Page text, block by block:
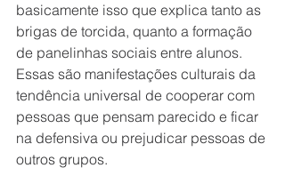
basicamente isso que explica tanto as
brigas de torcida, quanto a formação
de panelinhas sociais entre alunos.
Essas são manifestações culturais da
tendência universal de cooperar com
pessoas que pensam parecido e ficar
na defensiva ou prejudicar pessoas de
outros grupos.